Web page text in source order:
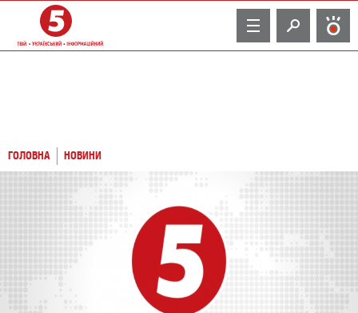
TV
ГОЛОВНА НОВИНИ